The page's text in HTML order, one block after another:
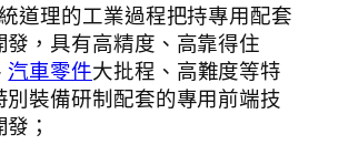
統道理的工業過程把持專用配套
，具有高精度、高靠得住
汽車零件大批程、高難度等特
別裝備研制配套的專用前端技
；